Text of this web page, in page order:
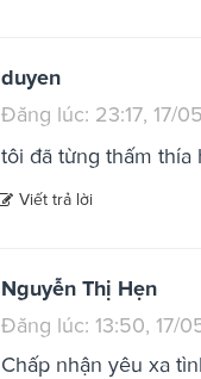
duyen
Đăng lúc: 23:17, 17/
tôi đã từng thấm thía
Viết trả lời
Nguyễn Thị Hẹn
Đăng lúc: 13:50, 17/
Chấp nhận yêu xa